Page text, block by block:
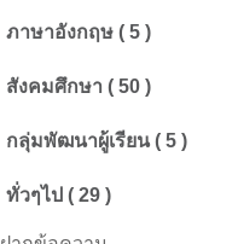
ภาษาอังกฤษ ( 5 )
สังคมศึกษา ( 50 )
กลุ่มพัฒนาผู้เรียน ( 5 )
ทั่วๆไป ( 29 )